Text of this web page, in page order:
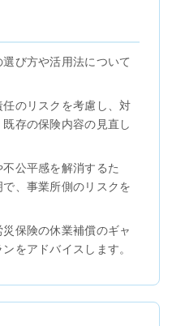
び方や活用法について
のリスクを考慮し、対
存の保険内容の見直し
公平感を解消するた
、事業所側のリスクを
保険の休業補償のギャ
をアドバイスします。